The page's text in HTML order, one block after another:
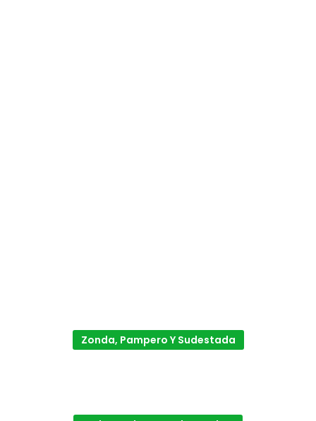
Zonda, Pampero Y Sudestada